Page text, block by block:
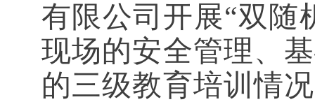
有限公司开展“双随
现场的安全管理、
的三级教育培训情